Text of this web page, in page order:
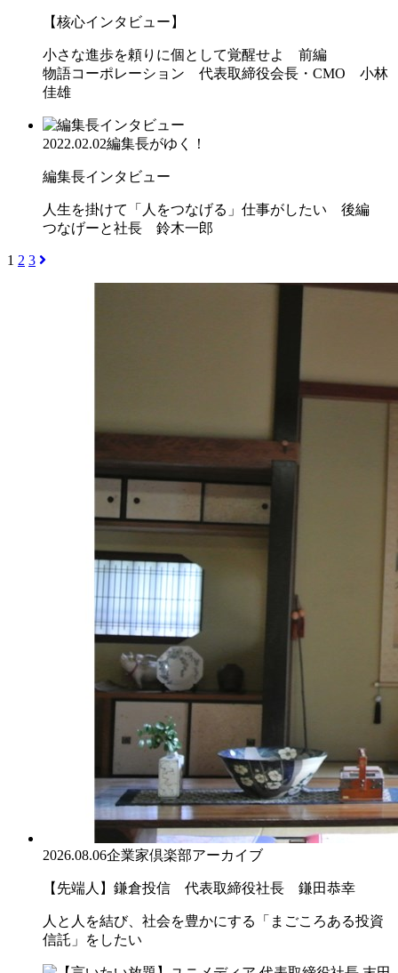
【核心インタビュー】
小さな進歩を頼りに個として覚醒せよ 前編
物語コーポレーション 代表取締役会長・CMO 小林
佳雄
2022.02.02編集長がゆく！
編集長インタビュー
人生を掛けて「人をつなげる」仕事がしたい 後編
つなげーと社長 鈴木一郎
1 2 3
2026.08.06企業家倶楽部アーカイブ
【先端人】鎌倉投信 代表取締役社長 鎌田恭幸
人と人を結び、社会を豊かにする「まごころある投資
信託」をしたい